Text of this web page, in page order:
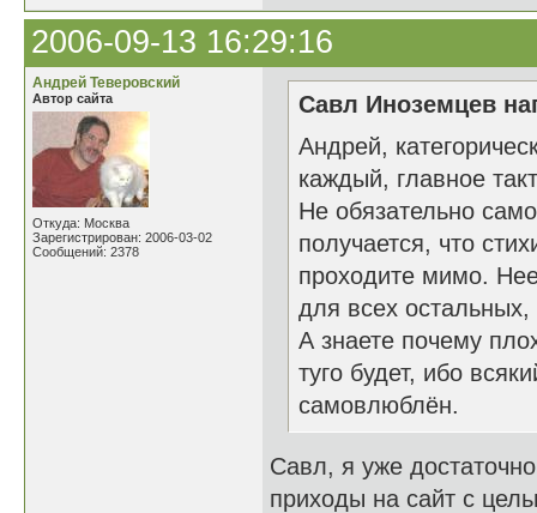
2006-09-13 16:29:16
Андрей Теверовский
Автор сайта
Откуда: Москва
Зарегистрирован: 2006-03-02
Сообщений: 2378
Савл Иноземцев
Андрей,
каждый, главное
Не обязательно
получается, что
проходите мимо.
для всех
А знаете почему
туго будет, ибо
самовлюблён.
Савл, я уже
приходы на сайт с